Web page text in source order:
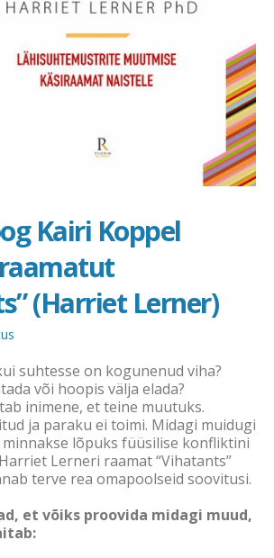
Kairi Koppel
(Harriet Lerner)
suhtesse on kogunenud viha?
või hoopis välja elada?
inimene, et teine muutuks.
ja paraku ei toimi. Midagi muidugi
lõpuks füüsilise konfliktini
Lerneri raamat “Vihatants”
terve rea omapoolseid soovitusi.
et võiks proovida midagi muud,